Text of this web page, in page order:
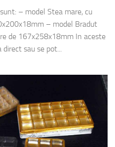
– model Stea mare, cu
– model Bradut
de 167x258x18mm In aceste
sau se pot...